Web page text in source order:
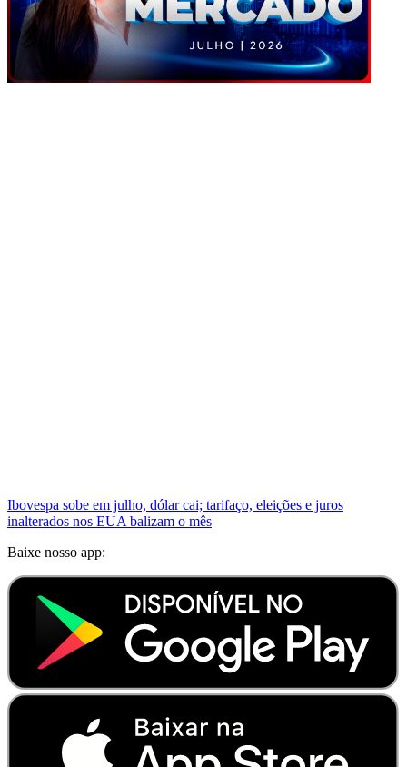
Ibovespa sobe em julho, dólar cai; tarifaço, eleições e juros
inalterados nos EUA balizam o mês
Baixe nosso app: